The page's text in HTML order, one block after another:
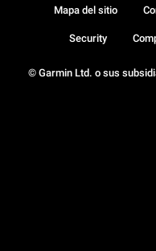
© Garmin Ltd. o sus
Mapa del sitio
Security